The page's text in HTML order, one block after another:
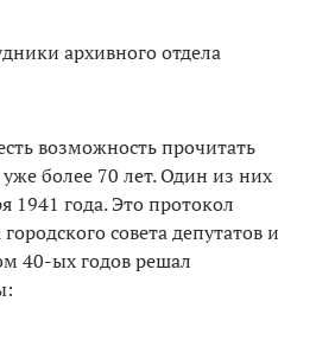
архивного отдела
возможность прочитать
более 70 лет. Один из них
1941 года. Это протокол
совета депутатов и
40-ых годов решал